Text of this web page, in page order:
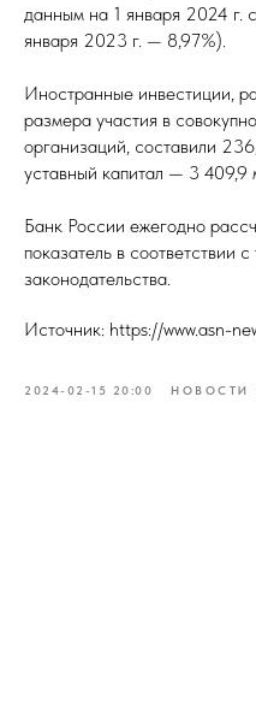
данным на 1 января 2024 г.
января 2023 г. — 8,97%).
Иностранные инвестиции,
размера участия в
организаций, составили
уставный капитал — 3 409,9
Банк России ежегодно
показатель в соответствии
законодательства.
Источник: https://www.asn-
2024-02-15 20:00 НОВОСТИ